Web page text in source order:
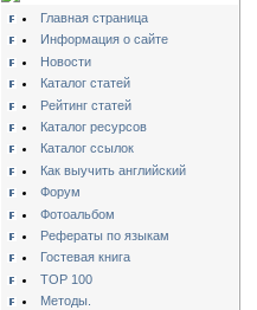
Главная страница
Информация о сайте
Новости
Каталог статей
Рейтинг статей
Каталог ресурсов
Каталог ссылок
Как выучить английский
Форум
Фотоальбом
Рефераты по языкам
Гостевая книга
TOP 100
Методы.